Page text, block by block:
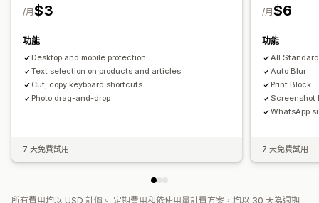
$3
/月
功能
Desktop and mobile protection
Text selection on products and articles
Cut, copy keyboard shortcuts
Photo drag-and-drop
7 天免費試用
$6
/月
功能
All
Auto Blur
Print Block
Screenshot
WhatsApp
7 天免費試用
所有費用均以 USD 計價。 定期費用和依使用量計費方案，均以 30 天為週期